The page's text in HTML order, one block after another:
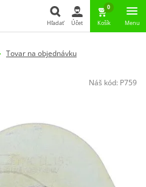
Hľadať Účet
0
Košík Menu
Tovar na objednávku
Náš kód: P759